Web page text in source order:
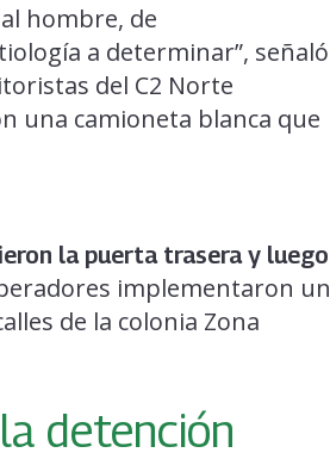
hombre, de
a determinar”, señaló
del C2 Norte
una camioneta blanca que
la puerta trasera y luego
implementaron un
de la colonia Zona
detención